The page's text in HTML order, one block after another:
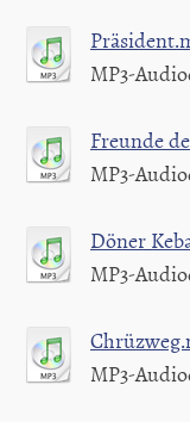
MP3-
Freunde
MP3-
Döner
MP3-
MP3-